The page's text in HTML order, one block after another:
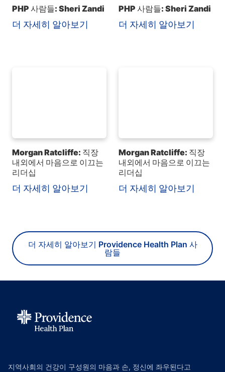
PHP 사람들: Sheri Zandi
더 자세히 알아보기
PHP 사람들: Sheri Zandi
더 자세히 알아보기
Morgan Ratcliffe: 직장
내외에서 마음으로 이끄는
리더십
더 자세히 알아보기
Morgan Ratcliffe: 직장
내외에서 마음으로 이끄는
리더십
더 자세히 알아보기
더 자세히 알아보기 Providence Health Plan 사
람들
지역사회의 건강이 구성원의 마음과 손, 정신에 좌우된다고